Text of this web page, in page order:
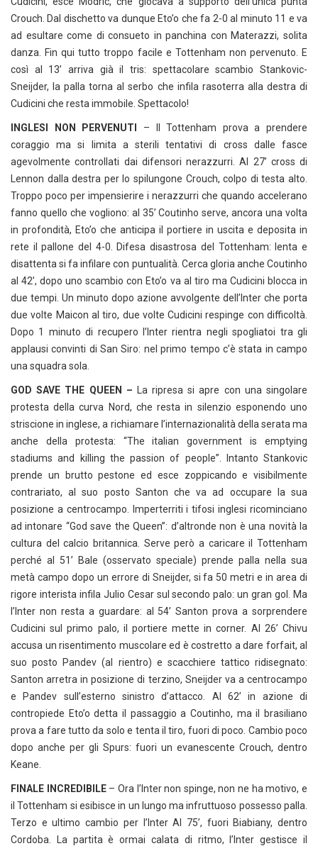
Crouch. Dal dischetto va dunque Eto’o che fa 2-0 al minuto 11 e va
ad esultare come di consueto in panchina con Materazzi, solita
danza. Fin qui tutto troppo facile e Tottenham non pervenuto. E
così al 13’ arriva già il tris: spettacolare scambio Stankovic-
Sneijder, la palla torna al serbo che infila rasoterra alla destra di
Cudicini che resta immobile. Spettacolo!
INGLESI NON PERVENUTI
– Il Tottenham prova a prendere
coraggio ma si limita a sterili tentativi di cross dalle fasce
agevolmente controllati dai difensori nerazzurri. Al 27’ cross di
Lennon dalla destra per lo spilungone Crouch, colpo di testa alto.
Troppo poco per impensierire i nerazzurri che quando accelerano
fanno quello che vogliono: al 35’ Coutinho serve, ancora una volta
in profondità, Eto’o che anticipa il portiere in uscita e deposita in
rete il pallone del 4-0. Difesa disastrosa del Tottenham: lenta e
disattenta si fa infilare con puntualità. Cerca gloria anche Coutinho
al 42’, dopo uno scambio con Eto’o va al tiro ma Cudicini blocca in
due tempi. Un minuto dopo azione avvolgente dell’Inter che porta
due volte Maicon al tiro, due volte Cudicini respinge con difficoltà.
Dopo 1 minuto di recupero l’Inter rientra negli spogliatoi tra gli
applausi convinti di San Siro: nel primo tempo c’è stata in campo
una squadra sola.
GOD SAVE THE QUEEN –
La ripresa si apre con una singolare
protesta della curva Nord, che resta in silenzio esponendo uno
striscione in inglese, a richiamare l’internazionalità della serata ma
anche della protesta: “The italian government is emptying
stadiums and killing the passion of people”. Intanto Stankovic
prende un brutto pestone ed esce zoppicando e visibilmente
contrariato, al suo posto Santon che va ad occupare la sua
posizione a centrocampo. Imperterriti i tifosi inglesi ricominciano
ad intonare “God save the Queen”: d’altronde non è una novità la
cultura del calcio britannica. Serve però a caricare il Tottenham
perché al 51’ Bale (osservato speciale) prende palla nella sua
metà campo dopo un errore di Sneijder, si fa 50 metri e in area di
rigore interista infila Julio Cesar sul secondo palo: un gran gol. Ma
l’Inter non resta a guardare: al 54’ Santon prova a sorprendere
Cudicini sul primo palo, il portiere mette in corner. Al 26’ Chivu
accusa un risentimento muscolare ed è costretto a dare forfait, al
suo posto Pandev (al rientro) e scacchiere tattico ridisegnato:
Santon arretra in posizione di terzino, Sneijder va a centrocampo
e Pandev sull’esterno sinistro d’attacco. Al 62’ in azione di
contropiede Eto’o detta il passaggio a Coutinho, ma il brasiliano
prova a fare tutto da solo e tenta il tiro, fuori di poco. Cambio poco
dopo anche per gli Spurs: fuori un evanescente Crouch, dentro
Keane.
FINALE INCREDIBILE– Ora l’Inter non spinge, non ne ha motivo, e
il Tottenham si esibisce in un lungo ma infruttuoso possesso palla.
Terzo e ultimo cambio per l’Inter Al 75’, fuori Biabiany, dentro
Cordoba. La partita è ormai calata di ritmo, l’Inter gestisce il